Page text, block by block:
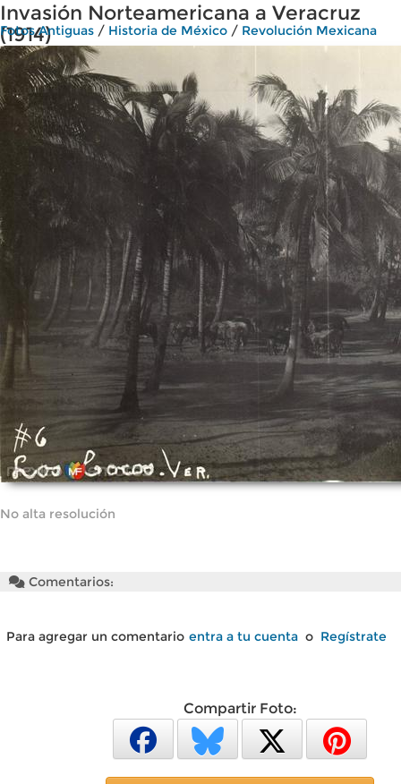
Invasión Norteamericana a Veracruz
(1914)
Fotos Antiguas / Historia de México / Revolución Mexicana
No alta resolución
Comentarios:
Para agregar un comentario entra a tu cuenta o Regístrate
Compartir Foto: